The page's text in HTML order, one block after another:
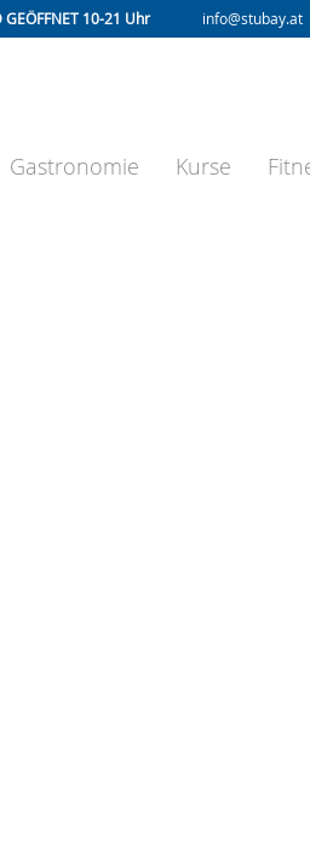
GEÖFFNET 10-21 Uhr info@stubay.at
Gastronomie Kurse